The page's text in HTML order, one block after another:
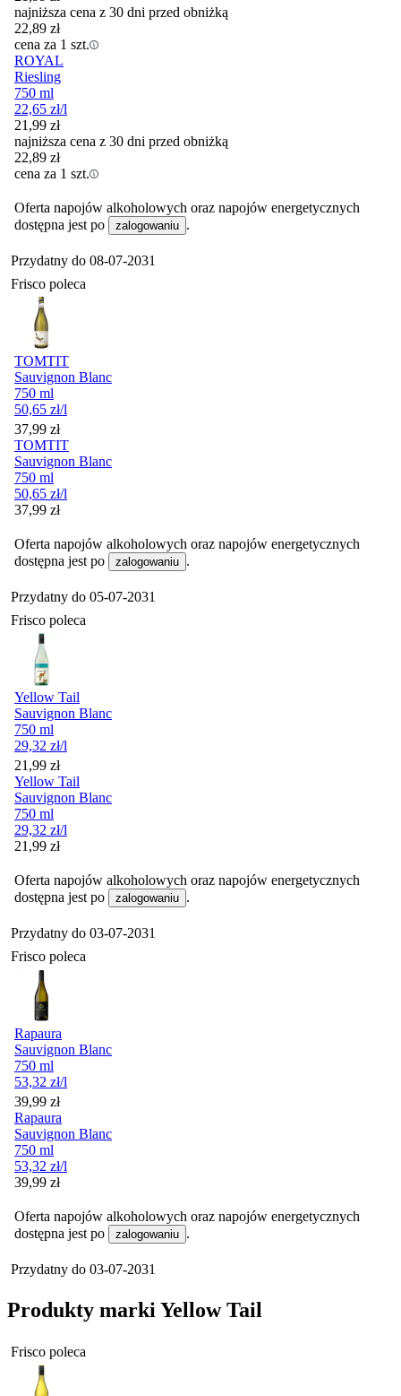
najniższa cena z 30 dni przed obniżką
22,89 zł
cena za 1 szt.
ROYAL
Riesling
750 ml
22,65 zł/l
21,99 zł
najniższa cena z 30 dni przed obniżką
22,89 zł
cena za 1 szt.
Oferta napojów alkoholowych oraz napojów energetycznych
dostępna jest po
zalogowaniu .
Przydatny do 08-07-2031
Frisco poleca
TOMTIT
Sauvignon Blanc
750 ml
50,65 zł/l
Cena
37,99 zł
TOMTIT
Sauvignon Blanc
750 ml
50,65 zł/l
Cena
37,99 zł
Oferta napojów alkoholowych oraz napojów energetycznych
dostępna jest po
zalogowaniu .
Przydatny do 05-07-2031
Frisco poleca
Yellow Tail
Sauvignon Blanc
750 ml
29,32 zł/l
Cena
21,99 zł
Yellow Tail
Sauvignon Blanc
750 ml
29,32 zł/l
Cena
21,99 zł
Oferta napojów alkoholowych oraz napojów energetycznych
dostępna jest po
zalogowaniu .
Przydatny do 03-07-2031
Frisco poleca
Rapaura
Sauvignon Blanc
750 ml
53,32 zł/l
Cena
39,99 zł
Rapaura
Sauvignon Blanc
750 ml
53,32 zł/l
Cena
39,99 zł
Oferta napojów alkoholowych oraz napojów energetycznych
dostępna jest po
zalogowaniu .
Przydatny do 03-07-2031
Produkty marki Yellow Tail
Frisco poleca